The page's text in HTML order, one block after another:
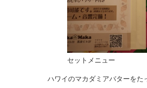
セットメニュー
ハワイのマカダミアバターをた